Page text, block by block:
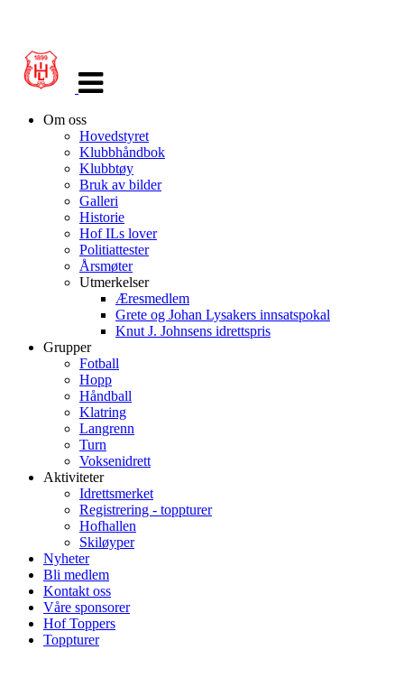
navigasjon
Om oss
Hovedstyret
Klubbhåndbok
Klubbtøy
Bruk av bilder
Galleri
Historie
Hof ILs lover
Politiattester
Årsmøter
Utmerkelser
Æresmedlem
Grete og Johan Lysakers innsatspokal
Knut J. Johnsens idrettspris
Grupper
Fotball
Hopp
Håndball
Klatring
Langrenn
Turn
Voksenidrett
Aktiviteter
Idrettsmerket
Registrering - toppturer
Hofhallen
Skiløyper
Nyheter
Bli medlem
Kontakt oss
Våre sponsorer
Hof Toppers
Toppturer